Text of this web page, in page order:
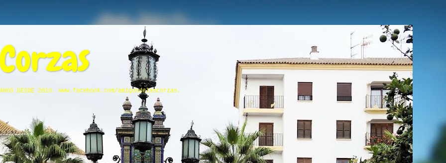
DESDE 2010. www.facebook.com/amigosdelascorzas.